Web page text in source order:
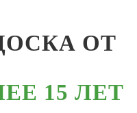
ОТ
15 ЛЕТ